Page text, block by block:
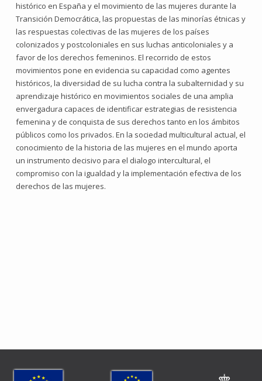
histórico en España y el movimiento de las mujeres durante la
Transición Democrática, las propuestas de las minorías étnicas y
las respuestas colectivas de las mujeres de los países
colonizados y postcoloniales en sus luchas anticoloniales y a
favor de los derechos femeninos. El recorrido de estos
movimientos pone en evidencia su capacidad como agentes
históricos, la diversidad de su lucha contra la subalternidad y su
aprendizaje histórico en movimientos sociales de una amplia
envergadura capaces de identificar estrategias de resistencia
femenina y de conquista de sus derechos tanto en los ámbitos
públicos como los privados. En la sociedad multicultural actual, el
conocimiento de la historia de las mujeres en el mundo aporta
un instrumento decisivo para el dialogo intercultural, el
compromiso con la igualdad y la implementación efectiva de los
derechos de las mujeres.